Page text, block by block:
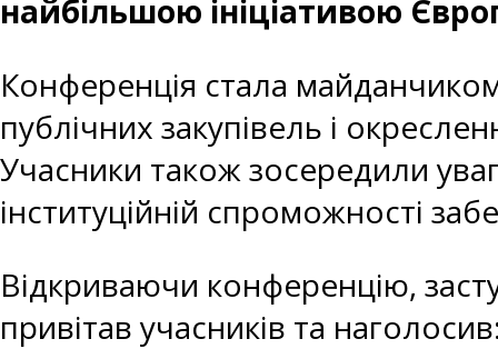
найбільшою ініціативою
Конференція стала
публічних закупівель і
Учасники також зосередили
інституційній спроможності
Відкриваючи конференцію,
привітав учасників та